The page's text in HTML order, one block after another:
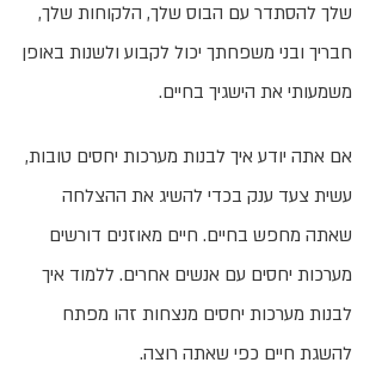
שלך להסתדר עם הבוס שלך, הלקוחות שלך,
חבריך ובני משפחתך יכול לקבוע ולשנות באופן
משמעותי את הישגיך בחיים.
אם אתה יודע איך לבנות מערכות יחסים טובות,
עשית צעד ענק בכדי להשיג את ההצלחה
שאתה מחפש בחיים. חיים מאוזנים דורשים
מערכות יחסים עם אנשים אחרים. ללמוד איך
לבנות מערכות יחסים מנצחות זהו מפתח
להשגת חיים כפי שאתה רוצה.